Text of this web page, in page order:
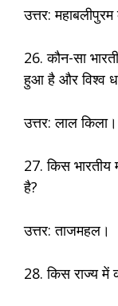
उत्तर:
26. कौन-सा
हुआ है और विश्व
उत्तर: लाल किला।
27. किस भारतीय
है?
उत्तर: ताजमहल।
28. किस राज्य में